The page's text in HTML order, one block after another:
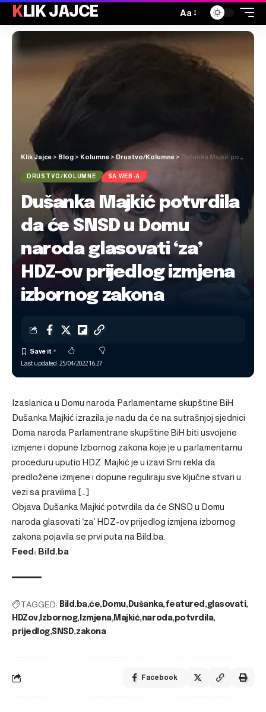
KLIK JAJCE Aa
Klik Jajce > Blog > Kolumne >Drustvo/Kolumne > Dušanka Majkić potvrdila da će SNSD u Domu naroda glasovati ‘za’ HDZ-ov prijedlog izmjena izbornog zakona
DRUSTVO/KOLUMNE SA WEB-A
Dušanka Majkić potvrdila
da će SNSD u Domu
naroda glasovati ‘za’
HDZ-ov prijedlog izmjena
izbornog zakona
Last updated: 25/04/2022 16:27
Izaslanica u Domu naroda Parlamentarne skupštine BiH
Dušanka Majkić izrazila je nadu da će na sutrašnjoj sjednici
Doma naroda Parlamentrane skupštine BiH biti usvojene
izmjene i dopune Izbornog zakona koje je u parlamentarnu
proceduru uputio HDZ. Majkić je u izavi Srni rekla da
predložene izmjene i dopune reguliraju sve ključne stvari u
vezi sa pravilima […]
Objava Dušanka Majkić potvrdila da će SNSD u Domu
naroda glasovati ‘za’ HDZ-ov prijedlog izmjena izbornog
zakona pojavila se prvi puta na Bild.ba
Feed: Bild.ba
TAGGED: Bild.ba će Domu Dušanka featured glasovati
HDZov Izbornog Izmjena Majkić naroda potvrdila
prijedlog SNSD zakona
Facebook